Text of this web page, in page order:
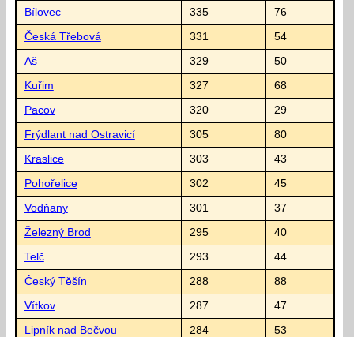
Bílovec 335 76
Česká Třebová 331 54
Aš 329 50
Kuřim 327 68
Pacov 320 29
Frýdlant nad Ostravicí 305 80
Kraslice 303 43
Pohořelice 302 45
Vodňany 301 37
Železný Brod 295 40
Telč 293 44
Český Těšín 288 88
Vítkov 287 47
Lipník nad Bečvou 284 53